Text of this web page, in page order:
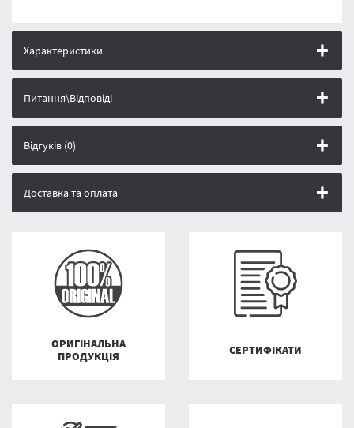
Характеристики
Питання\Відповіді
Відгуків (0)
Доставка та оплата
ОРИГІНАЛЬНА
ПРОДУКЦІЯ
СЕРТИФІКАТИ